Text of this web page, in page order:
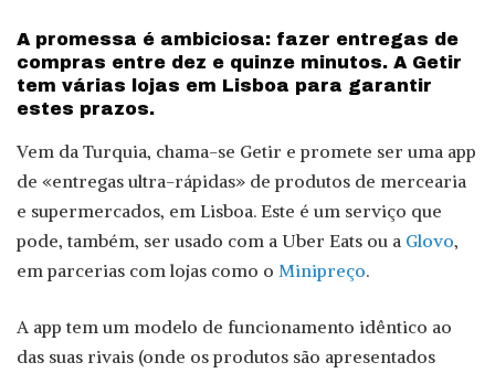
A promessa é ambiciosa: fazer entregas de
compras entre dez e quinze minutos. A Getir
tem várias lojas em Lisboa para garantir
estes prazos.
Vem da Turquia, chama-se Getir e promete ser uma app
de «entregas ultra-rápidas» de produtos de mercearia
e supermercados, em Lisboa. Este é um serviço que
pode, também, ser usado com a Uber Eats ou a Glovo,
em parcerias com lojas como o Minipreço.
A app tem um modelo de funcionamento idêntico ao
das suas rivais (onde os produtos são apresentados